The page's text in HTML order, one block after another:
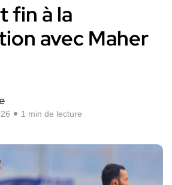
fin à la
avec Maher
1 min de lecture